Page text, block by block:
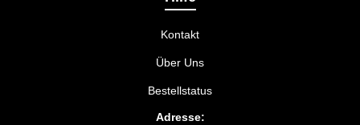
Kontakt
Über Uns
Bestellstatus
Adresse: